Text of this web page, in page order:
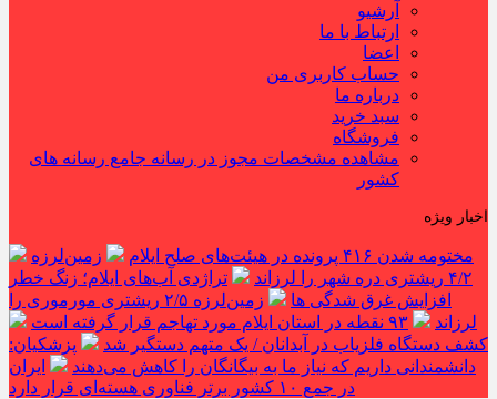
آرشیو
ارتباط با ما
اعضا
حساب کاربری من
درباره ما
سبد خرید
فروشگاه
مشاهده مشخصات مجوز در رسانه جامع رسانه های
کشور
اخبار ویژه
مختومه شدن ۴۱۶ پرونده در هیئت‌های صلح ایلام
زمین‌لرزه
۴/۲ ریشتری دره شهر را لرزاند
تراژدی آب‌های ایلام؛ زنگ خطر
افزایش غرق شدگی ها
زمین‌لرزه ۲/۵ ریشتری مورموری را
لرزاند
۹۳ نقطه در استان ایلام مورد تهاجم قرار گرفته است
کشف دستگاه فلزیاب در آبدانان / یک متهم دستگیر شد
پزشکیان:
دانشمندانی داریم که نیاز ما به بیگانگان را کاهش می‌دهند
ایران
در جمع ۱۰ کشور برتر فناوری هسته‌ای قرار دارد